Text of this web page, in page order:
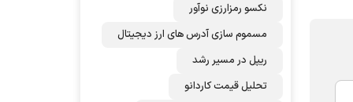
نکسو رمزارزی نوآور
مسموم سازی آدرس های ارز دیجیتال
ریپل در مسیر رشد
تحلیل قیمت کاردانو